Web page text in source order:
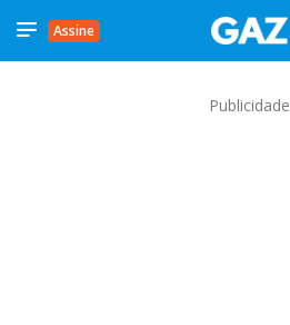
Assine
Publicidade